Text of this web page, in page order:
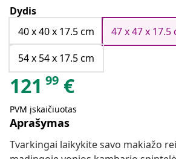
Dydis
40 x 40 x 17.5 cm
47 x 47 x 17.5
54 x 54 x 17.5 cm
121 99 €
PVM įskaičiuotas
Aprašymas
Tvarkingai laikykite savo makiažo